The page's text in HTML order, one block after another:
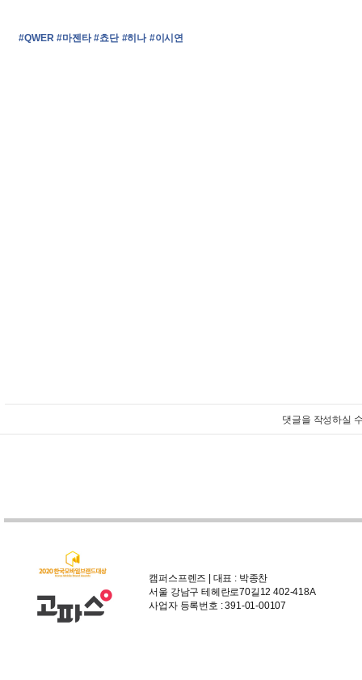
#QWER #마젠타 #쵸단 #히나 #이시연
댓글을 작성하실
캠퍼스프렌즈 | 대표 : 박종찬
서울 강남구 테헤란로70길12 402-418A
사업자 등록번호 : 391-01-00107